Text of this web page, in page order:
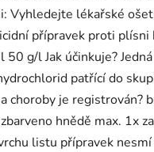
Vyhledejte lékařské
přípravek proti
g/l Jak účinkuje?
patřící do
choroby je
hnědě max. 1x
listu přípravek